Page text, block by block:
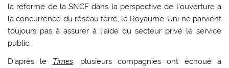
la réforme de la SNCF dans la perspective de l’ouverture à
la concurrence du réseau ferré, le Royaume-Uni ne parvient
toujours pas à assurer à l’aide du secteur privé le service
public.
D’après le Times, plusieurs compagnies ont échoué à